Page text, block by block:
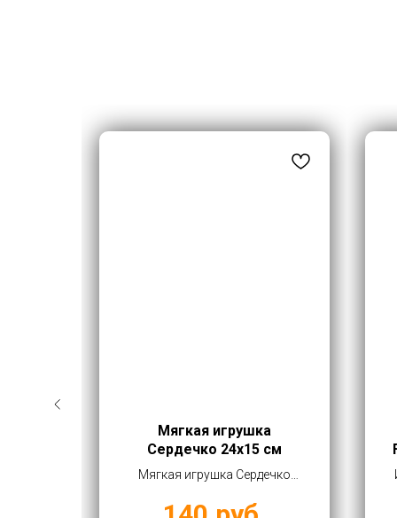
Мягкая игрушка
Сердечко 24х15 см
Мягкая игрушка Сердечко
руб